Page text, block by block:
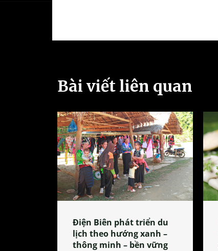
Bài viết liên quan
Điện Biên phát triển du
lịch theo hướng xanh –
thông minh – bền vững